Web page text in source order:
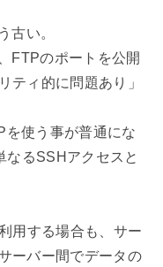
古い。
FTPのポートを公開
ティ的に問題あり」
を使う事が普通にな
なるSSHアクセスと
用する場合も、サー
ーバー間でデータの